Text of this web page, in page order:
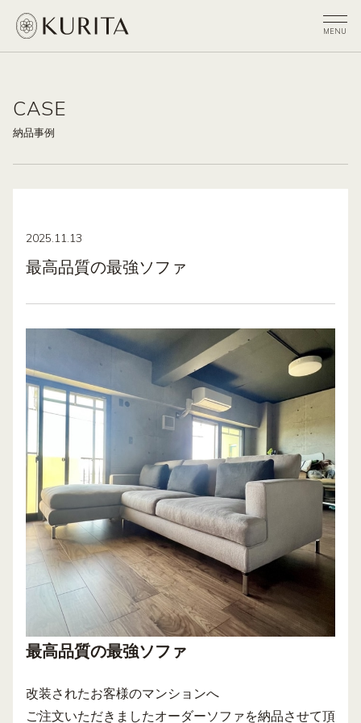
CASE
納品事例
2025.11.13
最高品質の最強ソファ
最高品質の最強ソファ
改装されたお客様のマンションへ
ご注文いただきましたオーダーソファを納品させて頂